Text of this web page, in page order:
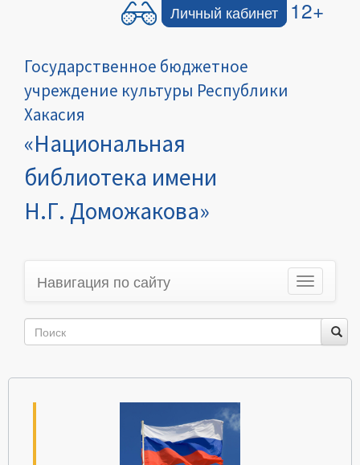
Личный кабинет 12+
Государственное бюджетное
учреждение культуры Республики
Хакасия
«Национальная
библиотека имени
Н.Г. Доможакова»
Toggle
navigation
Навигация по сайту